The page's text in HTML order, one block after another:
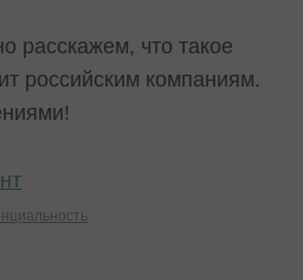
расскажем, что такое
российским компаниям.